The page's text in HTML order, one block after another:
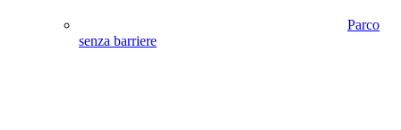
Parco
senza barriere